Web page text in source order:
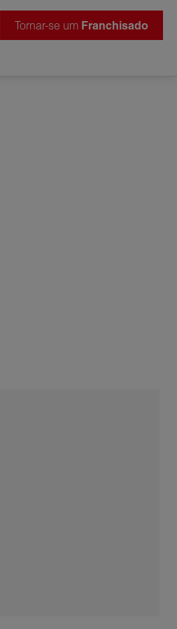
Tornar-se um Franchisado